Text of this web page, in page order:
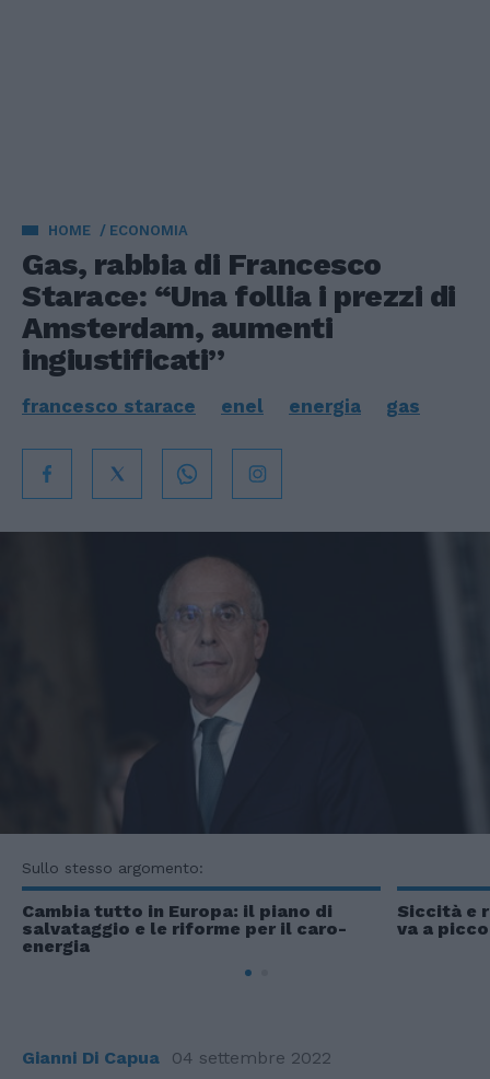
HOME ECONOMIA
Gas, rabbia di Francesco
Starace: “Una follia i prezzi di
Amsterdam, aumenti
ingiustificati”
francesco starace enel energia gas
Sullo stesso argomento:
Cambia tutto in Europa: il piano di
salvataggio e le riforme per il caro-
energia
Siccità e
va a
Gianni Di Capua 04 settembre 2022